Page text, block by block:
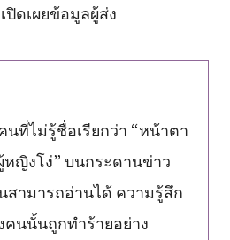
ปิดเผยข้อมูลผู้ส่ง
ที่ไม่รู้ชื่อเรียกว่า “หน้าตา
หญิงโง่” บนกระดานข่าว
สามารถอ่านได้ ความรู้สึก
นนั้นถูกทำร้ายอย่าง